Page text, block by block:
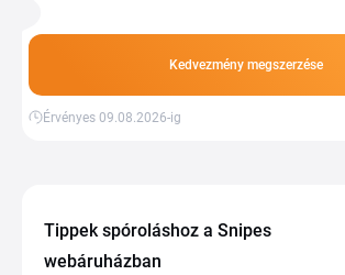
webáruházban.
Kedvezmény megszerzése
Érvényes 09.08.2026-ig
Tippek spóroláshoz a Snipes
webáruházban